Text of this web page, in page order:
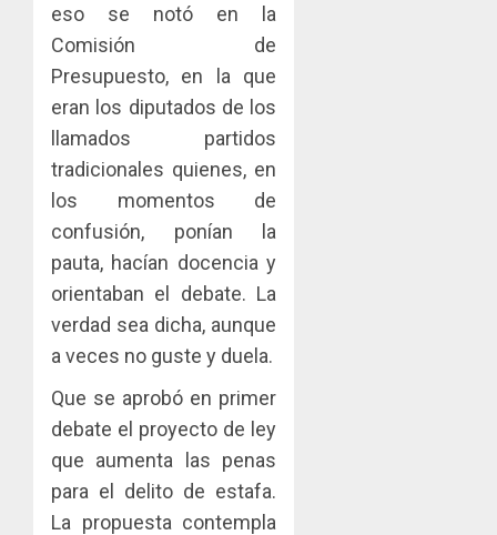
eso se notó en la
Comisión de
Presupuesto, en la que
eran los diputados de los
llamados partidos
tradicionales quienes, en
los momentos de
confusión, ponían la
pauta, hacían docencia y
orientaban el debate. La
verdad sea dicha, aunque
a veces no guste y duela.
Que se aprobó en primer
debate el proyecto de ley
que aumenta las penas
para el delito de estafa.
La propuesta contempla